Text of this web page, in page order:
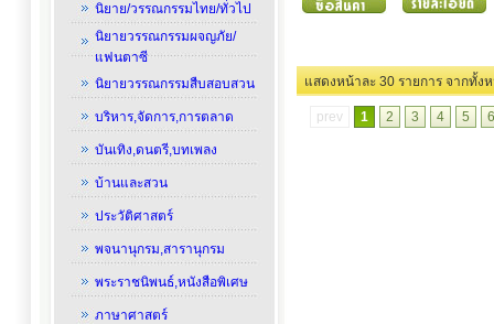
นิยาย/วรรณกรรมไทย/ทั่วไป
นิยายวรรณกรรมผจญภัย/
แฟนตาซี
นิยายวรรณกรรมสืบสอบสวน
บริหาร,จัดการ,การตลาด
บันเทิง,ดนตรี,บทเพลง
บ้านและสวน
ประวัติศาสตร์
พจนานุกรม,สารานุกรม
พระราชนิพนธ์,หนังสือพิเศษ
ภาษาศาสตร์
แสดงหน้าละ 30 รายกา
prev 1 2 3 4 5 6